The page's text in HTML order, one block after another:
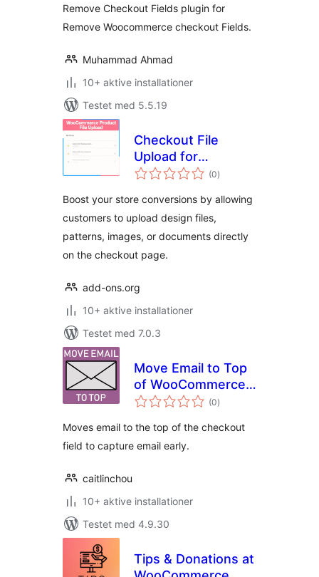
Remove Checkout Fields plugin for
Remove Woocommerce checkout Fields.
Muhammad Ahmad
10+ aktive installationer
Testet med 5.5.19
Checkout File
Upload for
WooCommerce –
Upload
(0totale
bedømmelser
)
Boost your store conversions by allowing
customers to upload design files,
patterns, images, or documents directly
on the checkout page.
add-ons.org
10+ aktive installationer
Testet med 7.0.3
Move Email to Top
of WooCommerce
Checkout
(0totale
bedømmelser
)
Moves email to the top of the checkout
field to capture email early.
caitlinchou
10+ aktive installationer
Testet med 4.9.30
Tips & Donations at